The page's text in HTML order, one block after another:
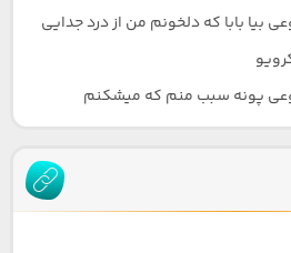
بابا که دلخونم من از درد جدایی
پونه سبب منم که میشکنم